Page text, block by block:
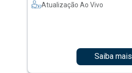
Atualização Ao Vivo
Saiba mais